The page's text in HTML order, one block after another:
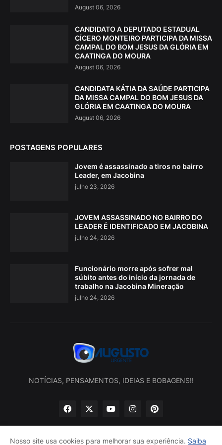
August 06, 2026
CANDIDATO A DEPUTADO ESTADUAL
CÍCERO MONTEIRO PARTICIPA DA MISSA
CAMPAL DO BOM JESUS DA GLÓRIA EM
CAATINGA DO MOURA
August 06, 2026
CANDIDATA KÁTIA DA SAÚDE PARTICIPA
DA MISSA CAMPAL DO BOM JESUS DA
GLÓRIA EM CAATINGA DO MOURA
August 06, 2026
POSTAGENS POPULARES
Jovem é assassinado a tiros no bairro
Leader, em Jacobina
julho 23, 2026
JOVEM ASSASSINADO NO BAIRRO DO
LEADER É IDENTIFICADO EM JACOBINA
julho 24, 2026
Funcionário morre após sofrer mal
súbito antes do início da jornada de
trabalho na Jacobina Mineração
julho 24, 2026
NOTÍCIAS, PENSAMENTOS, IDEIAS E BOBAGENS!!
Nosso site usa cookies para melhorar sua experiência. Saiba